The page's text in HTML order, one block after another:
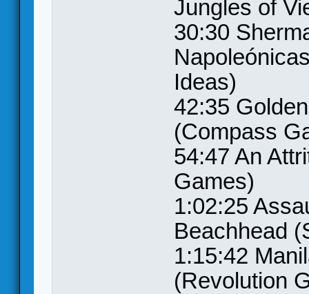
Jungles of
30:30
Ideas)
42:35
(Compass
54:47 An
Games)
1:02:25
Beachhead
1:15:42
(Revolution